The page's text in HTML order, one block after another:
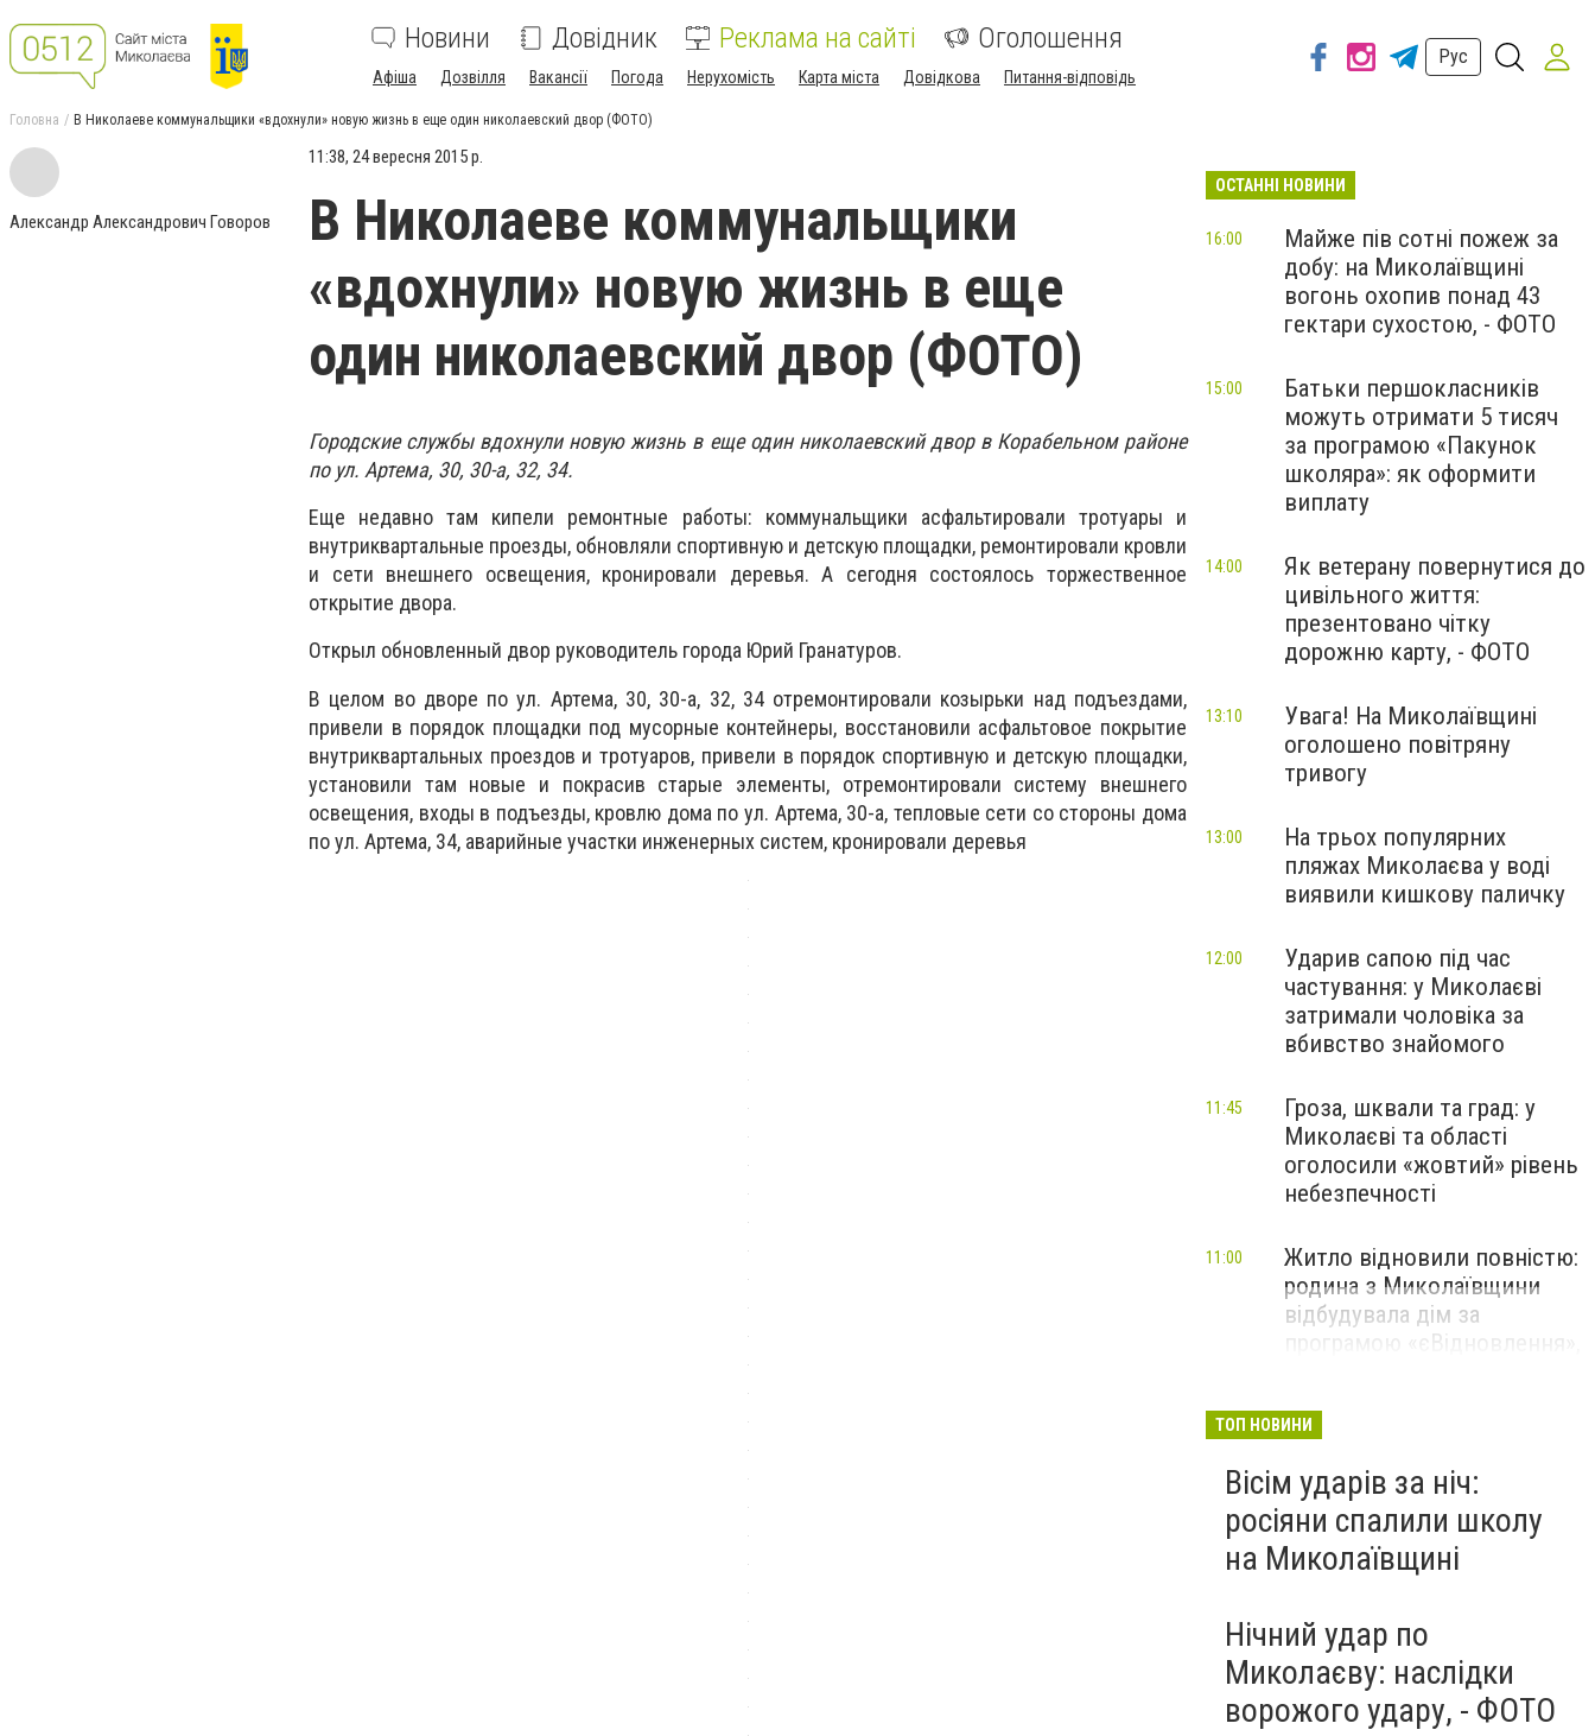
Новини Довідник Реклама на сайті Оголошення
Афіша Дозвілля Вакансії Погода Нерухомість Карта міста Довідкова Питання-відповідь
Рус
Головна В Николаеве коммунальщики «вдохнули» новую жизнь в еще один николаевский двор (ФОТО)
Александр Александрович Говоров
11:38, 24 вересня 2015 р.
В Николаеве коммунальщики
«вдохнули» новую жизнь в еще
один николаевский двор (ФОТО)
Городские службы вдохнули новую жизнь в еще один николаевский двор в Корабельном районе
по ул. Артема, 30, 30-а, 32, 34.
Еще недавно там кипели ремонтные работы: коммунальщики асфальтировали тротуары и
внутриквартальные проезды, обновляли спортивную и детскую площадки, ремонтировали кровли
и сети внешнего освещения, кронировали деревья. А сегодня состоялось торжественное
открытие двора.
Открыл обновленный двор руководитель города Юрий Гранатуров.
В целом во дворе по ул. Артема, 30, 30-а, 32, 34 отремонтировали козырьки над подъездами,
привели в порядок площадки под мусорные контейнеры, восстановили асфальтовое покрытие
внутриквартальных проездов и тротуаров, привели в порядок спортивную и детскую площадки,
установили там новые и покрасив старые элементы, отремонтировали систему внешнего
освещения, входы в подъезды, кровлю дома по ул. Артема, 30-а, тепловые сети со стороны дома
по ул. Артема, 34, аварийные участки инженерных систем, кронировали деревья
ОСТАННІ НОВИНИ
Майже пів сотні пожеж за
добу: на Миколаївщині
вогонь охопив понад 43
гектари сухостою, - ФОТО
16:00
Батьки першокласників
можуть отримати 5 тисяч
за програмою «Пакунок
школяра»: як оформити
виплату
15:00
Як ветерану повернутися до
цивільного життя:
презентовано чітку
дорожню карту, - ФОТО
14:00
Увага! На Миколаївщині
оголошено повітряну
тривогу
13:10
На трьох популярних
пляжах Миколаєва у воді
виявили кишкову паличку
13:00
Ударив сапою під час
частування: у Миколаєві
затримали чоловіка за
вбивство знайомого
12:00
Гроза, шквали та град: у
Миколаєві та області
оголосили «жовтий» рівень
небезпечності
11:45
Житло відновили повністю:
родина з Миколаївщини
відбудувала дім за
програмою «єВідновлення»,
11:00
ТОП НОВИНИ
Вісім ударів за ніч:
росіяни спалили школу
на Миколаївщині
Нічний удар по
Миколаєву: наслідки
ворожого удару, - ФОТО